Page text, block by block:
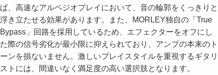
ば、高速なアルペジオプレイにおいて、音の輪郭をくっきりと
浮き立たせる効果があります。また、MORLEY独自の「True
Bypass」回路を採用しているため、エフェクターをオフにし
た際の信号劣化が最小限に抑えられており、アンプの本来のト
ーンを損ないません。激しいプレイスタイルを重視するギタリ
ストには、間違いなく満足度の高い選択肢となります。